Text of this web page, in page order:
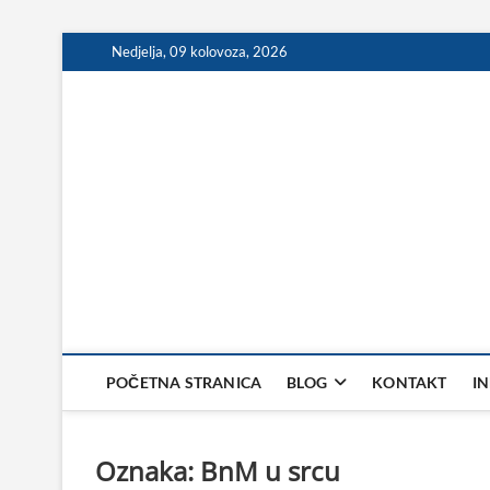
to
Nedjelja, 09 kolovoza, 2026
POČETNA STRANICA BLOG KONTAKT
Oznaka: BnM u srcu